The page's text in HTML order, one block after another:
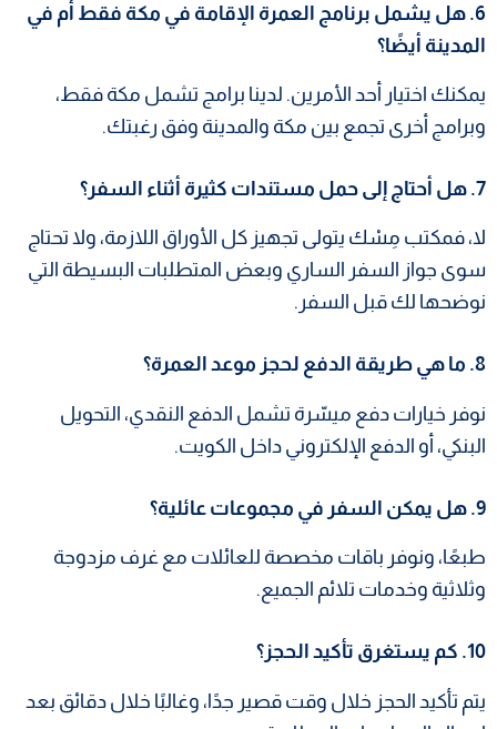
6. هل يشمل برنامج العمرة الإقامة في مكة فقط أم في
المدينة أيضًا؟
يمكنك اختيار أحد الأمرين. لدينا برامج تشمل مكة فقط،
وبرامج أخرى تجمع بين مكة والمدينة وفق رغبتك.
7. هل أحتاج إلى حمل مستندات كثيرة أثناء السفر؟
لا، فمكتب مِسْك يتولى تجهيز كل الأوراق اللازمة، ولا تحتاج
سوى جواز السفر الساري وبعض المتطلبات البسيطة التي
نوضحها لك قبل السفر.
8. ما هي طريقة الدفع لحجز موعد العمرة؟
نوفر خيارات دفع ميسّرة تشمل الدفع النقدي، التحويل
البنكي، أو الدفع الإلكتروني داخل الكويت.
9. هل يمكن السفر في مجموعات عائلية؟
طبعًا، ونوفر باقات مخصصة للعائلات مع غرف مزدوجة
وثلاثية وخدمات تلائم الجميع.
10. كم يستغرق تأكيد الحجز؟
يتم تأكيد الحجز خلال وقت قصير جدًا، وغالبًا خلال دقائق بعد